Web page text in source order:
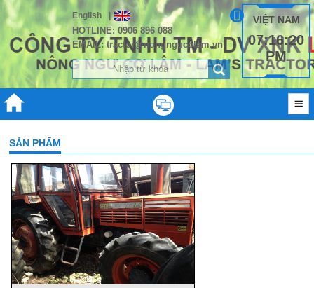
VIỆT NAM
07:16:20
PM
English
HOTLINE: 0906 896 088
EMAIL: tractor@nongngucolam.vn
SẢN PHẨM